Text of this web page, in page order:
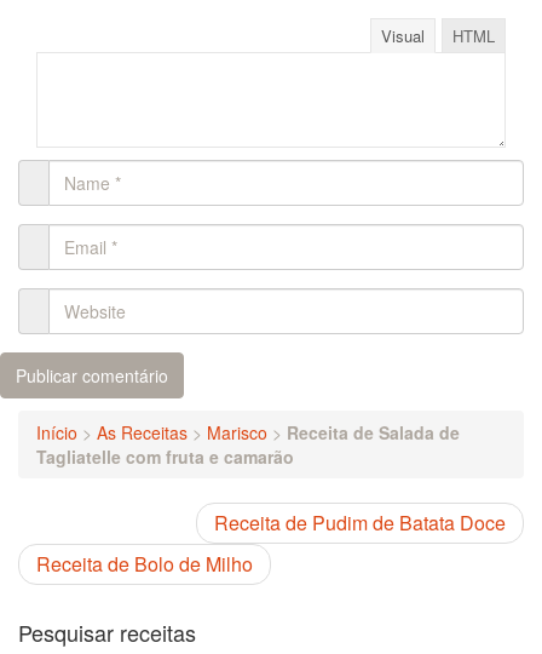
Visual HTML
Início > As Receitas > Marisco > Receita de Salada de
Tagliatelle com fruta e camarão
Receita de Pudim de Batata Doce
Receita de Bolo de Milho
Pesquisar receitas